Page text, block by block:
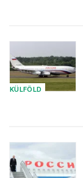
KÜLFÖLD